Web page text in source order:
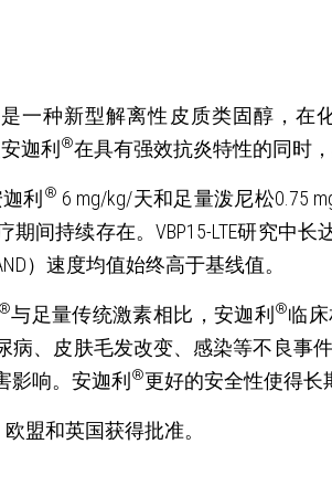
一种新型解离性皮质类固醇，在
迦利 ®在具有强效抗炎特性的同时
利 ® 6 mg/kg/天和足量泼尼松0.75
间持续存在。VBP15-LTE研究中长
）速度均值始终高于基线值。
®与足量传统激素相比，安迦利 ®临
病、皮肤毛发改变、感染等不良事
影响。安迦利 ®更好的安全性使得长
盟和英国获得批准。